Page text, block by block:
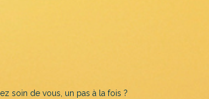
soin de vous, un pas à la fois ?